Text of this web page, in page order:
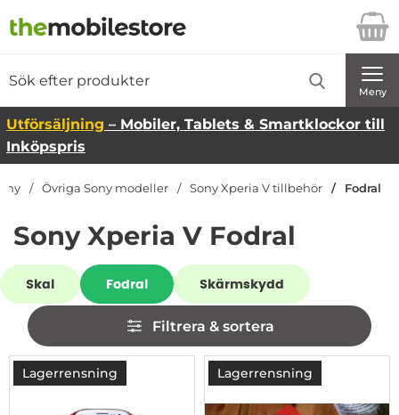
Startsidan för Danira Telecom AB
Meny
Utförsäljning – Mobiler, Tablets & Smartklockor till
Inköpspris
Övriga Sony modeller Sony Xperia V tillbehör Fodral
Sony Xperia V Fodral
Underkategorier
Skal Fodral Skärmskydd
Hoppa
över
filtersektionen
Filtrera & sortera
Filtrera & sortera
produktlista
Lagerrensning
-94%
Lagerrensning